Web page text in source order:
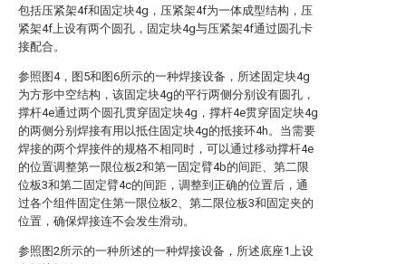
包括压紧架4f和固定块4g，压紧架4f为一体成型结构，压
紧架4f上设有两个圆孔，固定块4g与压紧架4f通过圆孔卡
接配合。
参照图4，图5和图6所示的一种焊接设备，所述固定块4g
为方形中空结构，该固定块4g的平行两侧分别设有圆孔，
撑杆4e通过两个圆孔贯穿固定块4g，撑杆4e贯穿固定块4g
的两侧分别焊接有用以抵住固定块4g的抵接环4h。当需要
焊接的两个焊接件的规格不相同时，可以通过移动撑杆4e
的位置调整第一限位板2和第一固定臂4b的间距、第二限
位板3和第二固定臂4c的间距，调整到正确的位置后，通
过各个组件固定住第一限位板2、第二限位板3和固定夹的
位置，确保焊接连不会发生滑动。
参照图2所示的一种所述的一种焊接设备，所述底座1上设